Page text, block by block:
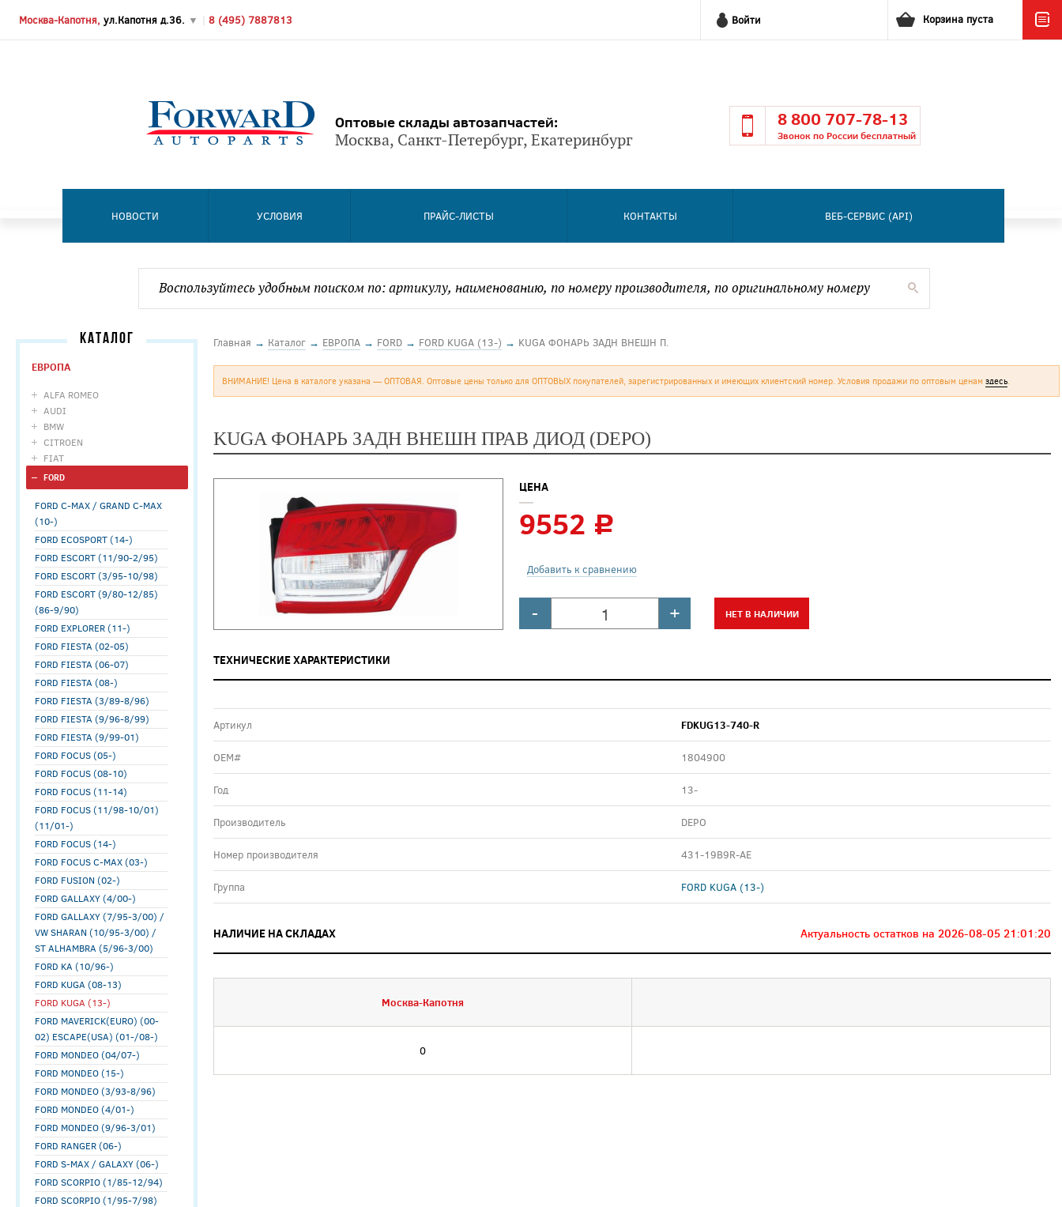
Москва-Капотня, ул.Капотня д.36. ▼ 8 (495) 7887813 Войти Корзина пуста
Оптовые склады автозапчастей:
Москва, Санкт-Петербург, Екатеринбург
8 800 707-78-13
Звонок по России бесплатный
НОВОСТИ УСЛОВИЯ ПРАЙС-ЛИСТЫ КОНТАКТЫ ВЕБ-СЕРВИС (API)
КАТАЛОГ
ЕВРОПА
ALFA ROMEO
AUDI
BMW
CITROEN
FIAT
FORD
FORD C-MAX / GRAND C-MAX
(10-)
FORD ECOSPORT (14-)
FORD ESCORT (11/90-2/95)
FORD ESCORT (3/95-10/98)
FORD ESCORT (9/80-12/85)
(86-9/90)
FORD EXPLORER (11-)
FORD FIESTA (02-05)
FORD FIESTA (06-07)
FORD FIESTA (08-)
FORD FIESTA (3/89-8/96)
FORD FIESTA (9/96-8/99)
FORD FIESTA (9/99-01)
FORD FOCUS (05-)
FORD FOCUS (08-10)
FORD FOCUS (11-14)
FORD FOCUS (11/98-10/01)
(11/01-)
FORD FOCUS (14-)
FORD FOCUS C-MAX (03-)
FORD FUSION (02-)
FORD GALLAXY (4/00-)
FORD GALLAXY (7/95-3/00) /
VW SHARAN (10/95-3/00) /
ST ALHAMBRA (5/96-3/00)
FORD KA (10/96-)
FORD KUGA (08-13)
FORD KUGA (13-)
FORD MAVERICK(EURO) (00-
02) ESCAPE(USA) (01-/08-)
FORD MONDEO (04/07-)
FORD MONDEO (15-)
FORD MONDEO (3/93-8/96)
FORD MONDEO (4/01-)
FORD MONDEO (9/96-3/01)
FORD RANGER (06-)
FORD S-MAX / GALAXY (06-)
FORD SCORPIO (1/85-12/94)
FORD SCORPIO (1/95-7/98)
Главная → Каталог → ЕВРОПА → FORD → FORD KUGA (13-) → KUGA ФОНАРЬ ЗАДН ВНЕШН П.
ВНИМАНИЕ! Цена в каталоге указана — ОПТОВАЯ. Оптовые цены только для ОПТОВЫХ покупателей, зарегистрированных и имеющих клиентский номер. Условия продажи по оптовым ценам здесь.
KUGA ФОНАРЬ ЗАДН ВНЕШН ПРАВ ДИОД (DEPO)
ЦЕНА
9552 c
Добавить к сравнению
- + НЕТ В НАЛИЧИИ
ТЕХНИЧЕСКИЕ ХАРАКТЕРИСТИКИ
Артикул FDKUG13-740-R
ОЕМ# 1804900
Год 13-
Производитель DEPO
Номер производителя 431-19B9R-AE
Группа FORD KUGA (13-)
НАЛИЧИЕ НА СКЛАДАХ Актуальность остатков на 2026-08-05 21:01:20
Москва-Капотня
0